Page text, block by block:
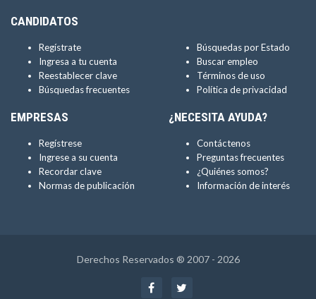
CANDIDATOS
Regístrate
Ingresa a tu cuenta
Reestablecer clave
Búsquedas frecuentes
Búsquedas por Estado
Buscar empleo
Términos de uso
Política de privacidad
EMPRESAS
Regístrese
Ingrese a su cuenta
Recordar clave
Normas de publicación
¿NECESITA AYUDA?
Contáctenos
Preguntas frecuentes
¿Quiénes somos?
Información de interés
Derechos Reservados ® 2007 - 2026
Facebook